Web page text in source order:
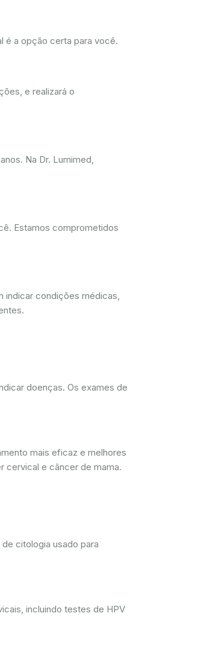
é a opção certa para você.
e realizará o
Na Dr. Lumimed,
Estamos comprometidos
condições médicas,
doenças. Os exames de
mais eficaz e melhores
cervical e câncer de mama.
citologia usado para
incluindo testes de HPV